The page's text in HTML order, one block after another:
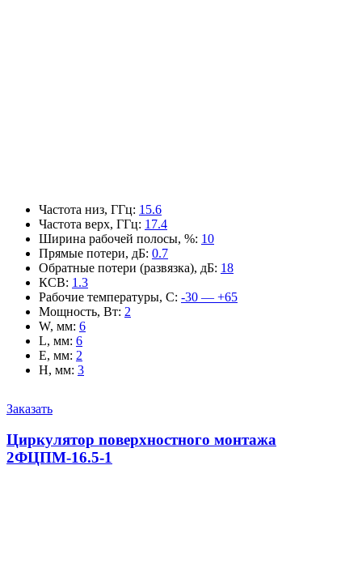
Частота низ, ГГц: 15.6
Частота верх, ГГц: 17.4
Ширина рабочей полосы, %: 10
Прямые потери, дБ: 0.7
Обратные потери (развязка), дБ: 18
КСВ: 1.3
Рабочие температуры, С: -30 — +65
Мощность, Вт: 2
W, мм: 6
L, мм: 6
E, мм: 2
H, мм: 3
Заказать
Циркулятор поверхностного монтажа
2ФЦПМ-16.5-1